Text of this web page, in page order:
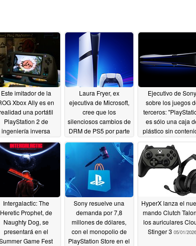
Este imitador de la
Xbox Ally es en
una portátil
PlayStation 2 de
ingeniería inversa
05/17/2026
Laura Fryer, ex
ejecutiva de Microsoft,
cree que los
silenciosos cambios de
DRM de PS5 por parte
a "golpearse a sí
misma05/14/2026
Ejecutivo de Sony
sobre los juegos
terceros:
es sólo una caja
plástico sin
Intergalactic: The
Heretic Prophet, de
Naughty Dog, se
presentará en el
Game Fest
Sony resuelve una
demanda por 7,8
millones de dólares,
con el monopolio de
PlayStation Store en el
HyperX lanza el
mando Clutch
los auriculares
Stinger 3 05/01/2026